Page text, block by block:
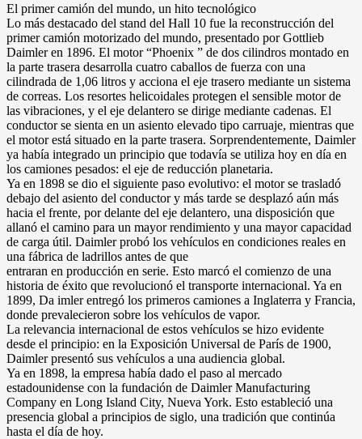
El primer camión del mundo, un hito tecnológico
Lo más destacado del stand del Hall 10 fue la reconstrucción del
primer camión motorizado del mundo, presentado por Gottlieb
Daimler en 1896. El motor “Phoenix ” de dos cilindros montado en
la parte trasera desarrolla cuatro caballos de fuerza con una
cilindrada de 1,06 litros y acciona el eje trasero mediante un sistema
de correas. Los resortes helicoidales protegen el sensible motor de
las vibraciones, y el eje delantero se dirige mediante cadenas. El
conductor se sienta en un asiento elevado tipo carruaje, mientras que
el motor está situado en la parte trasera. Sorprendentemente, Daimler
ya había integrado un principio que todavía se utiliza hoy en día en
los camiones pesados: el eje de reducción planetaria.
Ya en 1898 se dio el siguiente paso evolutivo: el motor se trasladó
debajo del asiento del conductor y más tarde se desplazó aún más
hacia el frente, por delante del eje delantero, una disposición que
allanó el camino para un mayor rendimiento y una mayor capacidad
de carga útil. Daimler probó los vehículos en condiciones reales en
una fábrica de ladrillos antes de que
entraran en producción en serie. Esto marcó el comienzo de una
historia de éxito que revolucionó el transporte internacional. Ya en
1899, Da imler entregó los primeros camiones a Inglaterra y Francia,
donde prevalecieron sobre los vehículos de vapor.
La relevancia internacional de estos vehículos se hizo evidente
desde el principio: en la Exposición Universal de París de 1900,
Daimler presentó sus vehículos a una audiencia global.
Ya en 1898, la empresa había dado el paso al mercado
estadounidense con la fundación de Daimler Manufacturing
Company en Long Island City, Nueva York. Esto estableció una
presencia global a principios de siglo, una tradición que continúa
hasta el día de hoy.